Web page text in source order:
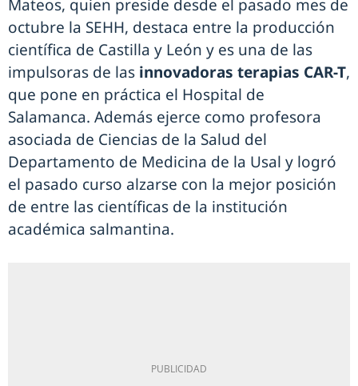
Mateos, quien preside desde el pasado mes de
octubre la SEHH, destaca entre la producción
científica de Castilla y León y es una de las
impulsoras de las innovadoras terapias CAR-T,
que pone en práctica el Hospital de
Salamanca. Además ejerce como profesora
asociada de Ciencias de la Salud del
Departamento de Medicina de la Usal y logró
el pasado curso alzarse con la mejor posición
de entre las científicas de la institución
académica salmantina.